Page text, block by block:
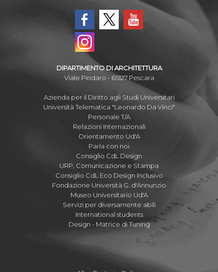
DIPARTIMENTO DI ARCHITETTURA
Viale Pindaro - 65127 Pescara
Azienda per il Diritto agli Studi Universitari
Università Telematica "Leonardo Da Vinci"
Personale T/A
Relazioni Internazionali
Orientamento Ud'A
Parla con noi
Consiglio CdL Design
URP, Comunicazione e Stampa
Consiglio CdL Eco Design Inclusivo
Fondazione Università G. d'Annunzio
Museo Universitario Ud'A
Servizi per diversamente abili
International students
Design - Matrice di Tuning